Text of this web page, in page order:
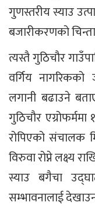
गुणस्तरीय स्याउ
बजारीकरणको
त्यस्तै गुठिचौर
वर्गिय
लगानी बढाउने
गुठिचौर
रोपिएको संचालक
विरुवा रोप्ने लक्ष्य
स्याउ बगैचा
सम्भावनालाई